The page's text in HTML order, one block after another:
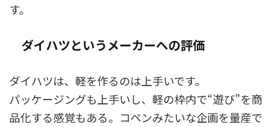
す。
ダイハツというメーカーへの評価
ダイハツは、軽を作るのは上手いです。
パッケージングも上手いし、軽の枠内で“遊び”を商
品化する感覚もある。コペンみたいな企画を量産で